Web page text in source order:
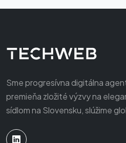
Sme progresívna digitálna
premieňa zložité výzvy na
sídlom na Slovensku, slúžime